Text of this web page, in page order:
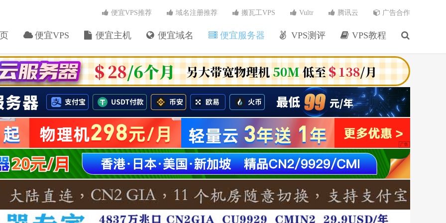
便宜VPS 便宜主机 便宜域名 便宜服务器 VPS测评 VPS教程
便宜VPS推荐 域名注册推荐 搬瓦工VPS Vultr 腾讯云 广告合作